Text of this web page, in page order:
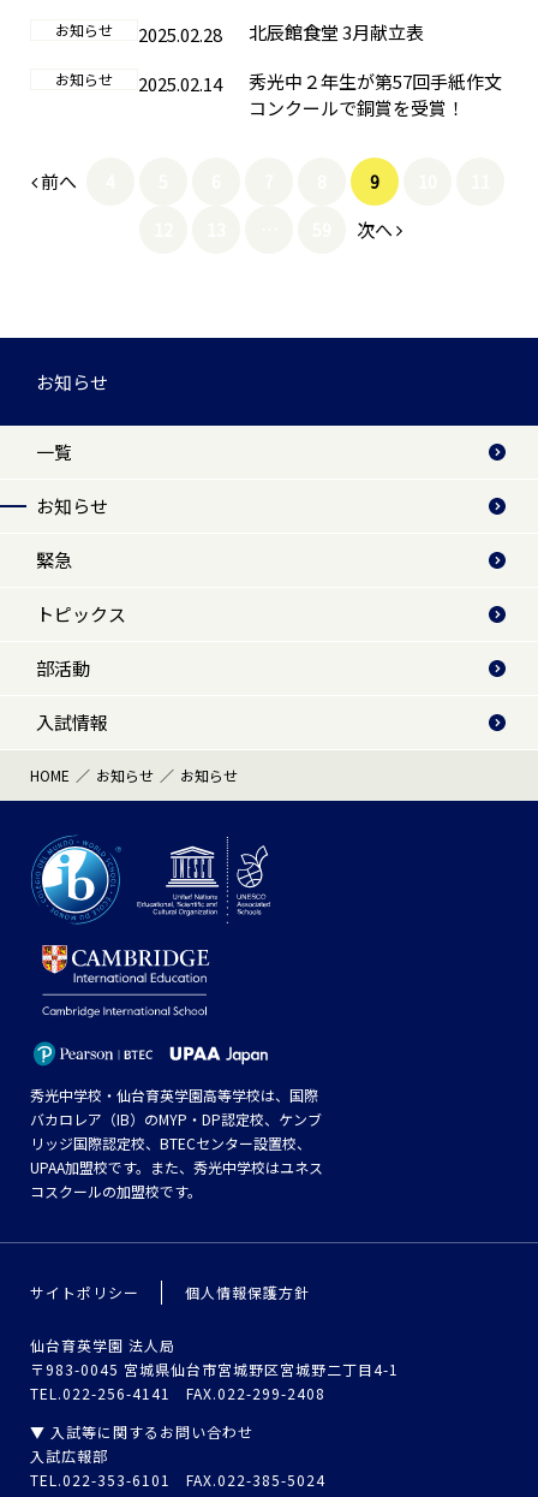
お知らせ 2025.02.28 北辰館食堂 3月献立表
お知らせ 2025.02.14
秀光中２年生が第57回手紙作文
コンクールで銅賞を受賞！
前へ 9
次へ
お知らせ
一覧
お知らせ
緊急
トピックス
部活動
入試情報
HOME お知らせ お知らせ
秀光中学校・仙台育英学園高等学校は、国際
バカロレア（IB）のMYP・DP認定校、ケンブ
リッジ国際認定校、BTECセンター設置校、
UPAA加盟校です。また、秀光中学校はユネス
コスクールの加盟校です。
サイトポリシー 個人情報保護方針
仙台育英学園 法人局
〒983-0045 宮城県仙台市宮城野区宮城野二丁目4-1
TEL.022-256-4141 FAX.022-299-2408
▼ 入試等に関するお問い合わせ
入試広報部
TEL.022-353-6101 FAX.022-385-5024